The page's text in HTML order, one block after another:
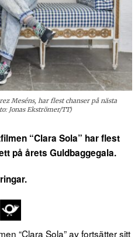
Meséns, har flest chanser på nästa
Jonas Ekströmer/TT)
“Clara Sola” har flest
på årets Guldbaggegala.
“Clara Sola” av fortsätter sitt